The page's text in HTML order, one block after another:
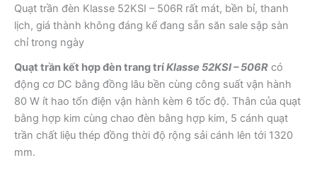
Quạt trần đèn Klasse 52KSI – 506R rất mát, bền bỉ, thanh
lịch, giá thành không đáng kể đang sẵn săn sale sập sàn
chỉ trong ngày
Quạt trần kết hợp đèn trang tríKlasse 52KSI – 506R có
động cơ DC bằng đồng lâu bền cùng công suất vận hành
80 W ít hao tổn điện vận hành kèm 6 tốc độ. Thân của quạt
bằng hợp kim cùng chao đèn bằng hợp kim, 5 cánh quạt
trần chất liệu thép đồng thời độ rộng sải cánh lên tới 1320
mm.